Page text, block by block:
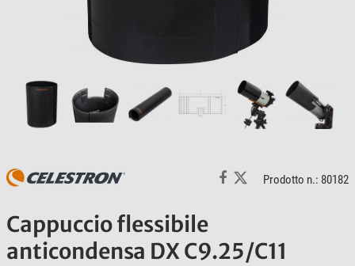
Prodotto n.: 80182
Cappuccio flessibile
anticondensa DX C9.25/C11